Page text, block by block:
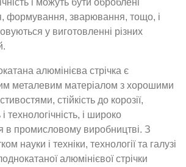
формування, зварювання, тощо, і
у виготовленні різних
алюмінієва стрічка є
металевим матеріалом з хорошими
стійкість до корозії,
технологічність, і широко
в промисловому виробництві. З
науки і техніки, технології та галузі
алюмінієвої стрічки